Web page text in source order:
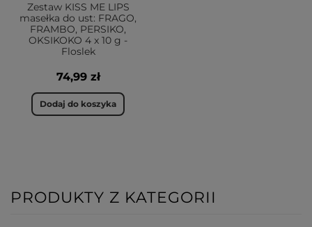
Zestaw KISS ME LIPS
masełka do ust: FRAGO,
FRAMBO, PERSIKO,
OKSIKOKO 4 x 10 g -
Floslek
74,99 zł
Dodaj do koszyka
PRODUKTY Z KATEGORII